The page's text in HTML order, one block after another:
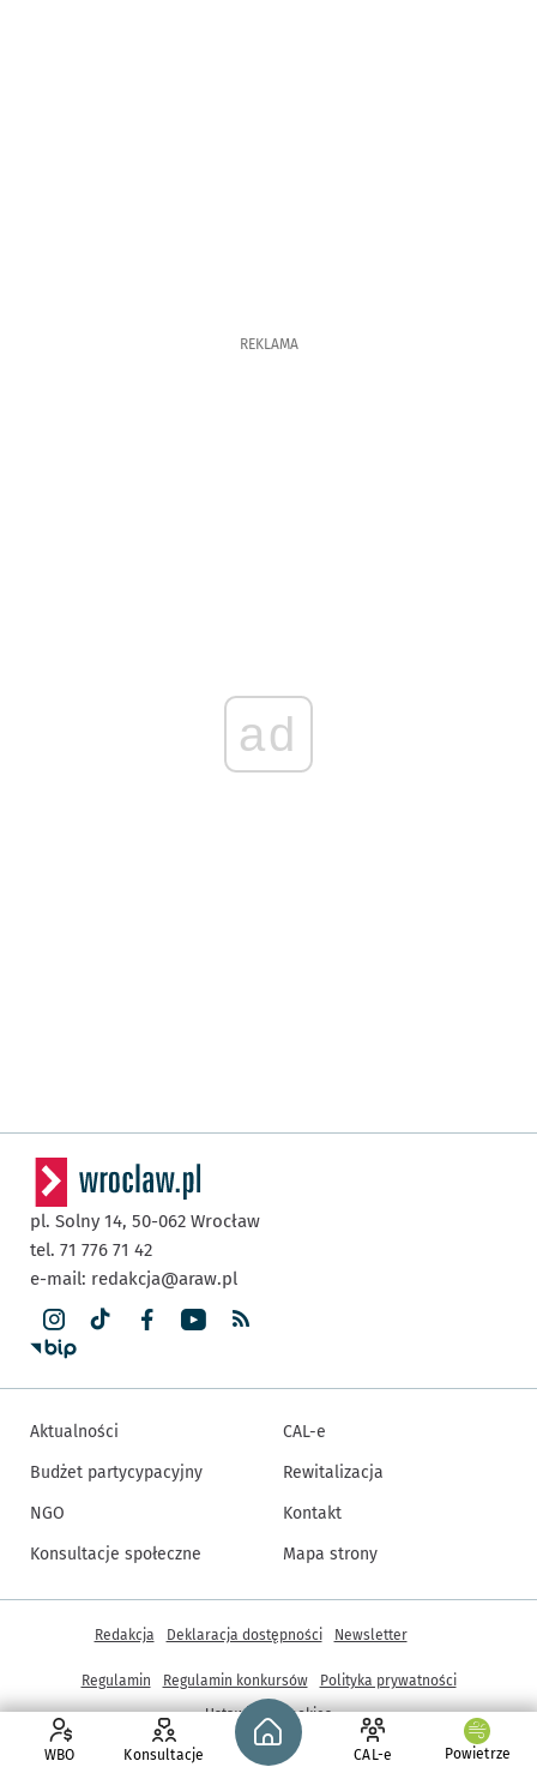
REKLAMA
ad
WBO Konsultacje
Strona główna - wroclaw.pl
CAL-e Powietrze
pl. Solny 14, 50-062 Wrocław
tel. 71 776 71 42
e-mail: redakcja@araw.pl
Aktualności
Budżet partycypacyjny
NGO
Konsultacje społeczne
CAL-e
Rewitalizacja
Kontakt
Mapa strony
© Copyright 2005-2026, ARAW S.A., Gmina Wrocław
Inne informacje
Redakcja Deklaracja dostępności Newsletter
Regulamin Regulamin konkursów
Polityka prywatności
Ustawienia cookies